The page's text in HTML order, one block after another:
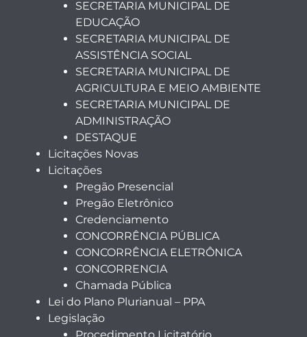
SECRETARIA MUNICIPAL DE
EDUCAÇÃO
SECRETARIA MUNICIPAL DE
ASSISTÊNCIA SOCIAL
SECRETARIA MUNICIPAL DE
AGRICULTURA E MEIO AMBIENTE
SECRETARIA MUNICIPAL DE
ADMINISTRAÇÃO
DESTAQUE
Licitações Novas
Licitações
Pregão Presencial
Pregão Eletrônico
Credenciamento
CONCORRÊNCIA PÚBLICA
CONCORRÊNCIA ELETRÔNICA
CONCORRENCIA
Chamada Pública
Lei do Plano Plurianual – PPA
Legislação